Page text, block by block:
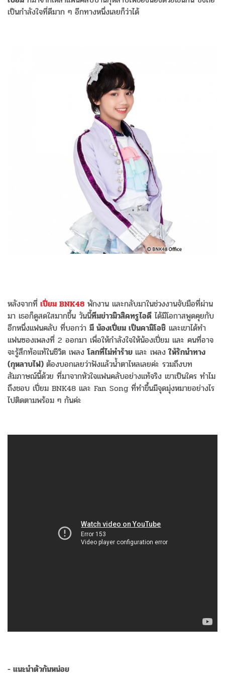
เป็นกำลังใจที่ดีมาก ๆ อีกทางหนึ่งเลยก็ว่าได้
หลังจากที่ เปี่ยม BNK48 พักงาน และกลับมาในช่วงงานจับมือที่ผ่าน
มา เธอก็ดูสดใสมากขึ้น วันนี้ทีมข่าวมิวสิคทรูไอดี ได้มีโอกาสพูดคุยกับ
อีกหนึ่งแฟนคลับ ที่บอกว่า มี น้องเปี่ยม เป็นคามิโอชิ และเขาได้ทำ
แฟนซองเพลงที่ 2 ออกมา เพื่อให้กำลังใจให้น้องเปี่ยม และ คนที่อาจ
จะรู้สึกท้อแท้ในชีวิต เพลงโลกที่ไม่ทำร้าย และ เพลงให้รักนำทาง
(กุหลาบไฟ) ต้องบอกเลยว่าฟังแล้วน้ำตาไหลเลยค่ะ รวมถึงบท
สัมภาษณ์นี้ด้วย ที่มาจากหัวใจแฟนคลับอย่างแท้จริง เขาเป็นใคร ทำไม
ถึงชอบ เปี่ยม BNK48 และ Fan Song ที่ทำขึ้นมีจุดมุ่งหมายอย่างไร
ไปติดตามพร้อม ๆ กันค่ะ
- แนะนำตัวกันหน่อย